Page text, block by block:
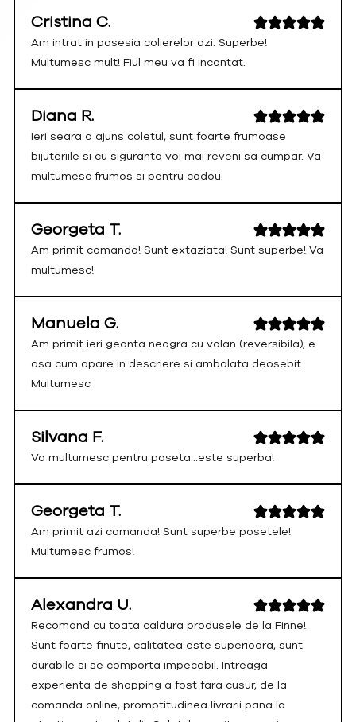
Cristina C.
Am intrat in posesia colierelor azi. Superbe!
Multumesc mult! Fiul meu va fi incantat.
Diana R.
Ieri seara a ajuns coletul, sunt foarte frumoase
bijuteriile si cu siguranta voi mai reveni sa cumpar. Va
multumesc frumos si pentru cadou.
Georgeta T.
Am primit comanda! Sunt extaziata! Sunt superbe! Va
multumesc!
Manuela G.
Am primit ieri geanta neagra cu volan (reversibila), e
asa cum apare in descriere si ambalata deosebit.
Multumesc
Silvana F.
Va multumesc pentru poseta...este superba!
Georgeta T.
Am primit azi comanda! Sunt superbe posetele!
Multumesc frumos!
Alexandra U.
Recomand cu toata caldura produsele de la Finne!
Sunt foarte finute, calitatea este superioara, sunt
durabile si se comporta impecabil. Intreaga
experienta de shopping a fost fara cusur, de la
comanda online, promptitudinea livrarii pana la